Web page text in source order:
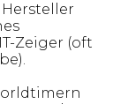
Zeiger (oft